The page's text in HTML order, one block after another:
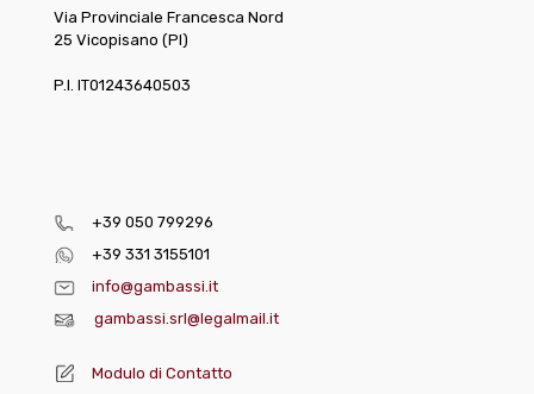
Via Provinciale Francesca Nord
25 Vicopisano (PI)
P.I. IT01243640503
+39 050 799296
+39 331 3155101
info@gambassi.it
gambassi.srl@legalmail.it
Modulo di Contatto